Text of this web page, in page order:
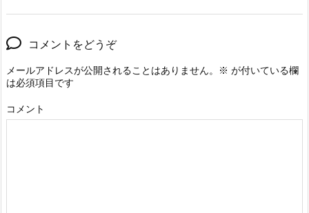
コメントをどうぞ
メールアドレスが公開されることはありません。 ※ が付いている欄
は必須項目です
コメント